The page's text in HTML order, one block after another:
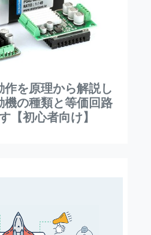
を原理から解説し
機の種類と等価回路
【初心者向け】